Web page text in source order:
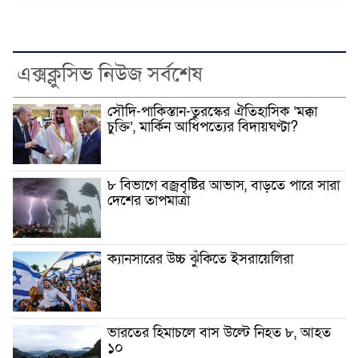
এক্সক্লুসিভ নিউজ সর্বশেষ
সৌদি-পাকিস্তান-তুরস্কের ঐতিহাসিক ‘মক্কা
চুক্তি’, মার্কিন আধিপত্যের বিদায়ঘণ্টা?
৮ বিভাগে বজ্রবৃষ্টির আভাস, বাড়তে পারে সারা
দেশের তাপমাত্রা
ক্যানসারের উচ্চ ঝুঁকিতে ইসরায়েলিরা
ভারতের হিমাচলে বাস উল্টে নিহত ৮, আহত
১০